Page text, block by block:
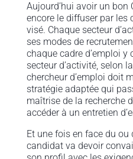
Aujourd’hui avoir un bon
encore le diffuser par les
visé. Chaque secteur
ses modes de
chaque cadre d’emploi
secteur d’activité, selon
chercheur d’emploi doit
stratégie adaptée qui
maîtrise de la recherche
accéder à un entretien
Et une fois en face du ou
candidat va devoir